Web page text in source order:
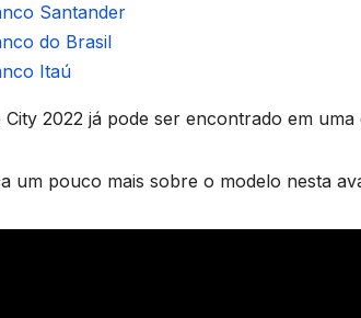
Santander
do Brasil
Itaú
2022 já pode ser encontrado em
um pouco mais sobre o modelo nesta